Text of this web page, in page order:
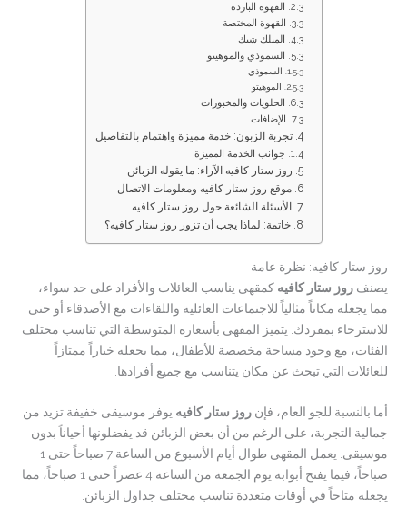
القهوة الباردة
القهوة المختصة
الميلك شيك
السموذي والموهيتو
السموذي
الموهيتو
الحلويات والمخبوزات
الإضافات
تجربة الزبون: خدمة مميزة واهتمام بالتفاصيل
جوانب الخدمة المميزة
روز ستار كافيه الآراء: ما يقوله الزبائن
موقع روز ستار كافيه ومعلومات الاتصال
الأسئلة الشائعة حول روز ستار كافيه
خاتمة: لماذا يجب أن تزور روز ستار كافيه؟
روز ستار كافيه: نظرة عامة
يصنفروز ستار كافيه كمقهى يناسب العائلات والأفراد على حد سواء،
مما يجعله مكاناً مثالياً للاجتماعات العائلية واللقاءات مع الأصدقاء أو حتى
للاسترخاء بمفردك. يتميز المقهى بأسعاره المتوسطة التي تناسب مختلف
الفئات، مع وجود مساحة مخصصة للأطفال، مما يجعله خياراً ممتازاً
للعائلات التي تبحث عن مكان يتناسب مع جميع أفرادها.
أما بالنسبة للجو العام، فإنروز ستار كافيه يوفر موسيقى خفيفة تزيد من
جمالية التجربة، على الرغم من أن بعض الزبائن قد يفضلونها أحياناً بدون
موسيقى. يعمل المقهى طوال أيام الأسبوع من الساعة 7 صباحاً حتى 1
صباحاً، فيما يفتح أبوابه يوم الجمعة من الساعة 4 عصراً حتى 1 صباحاً، مما
يجعله متاحاً في أوقات متعددة تناسب مختلف جداول الزبائن.